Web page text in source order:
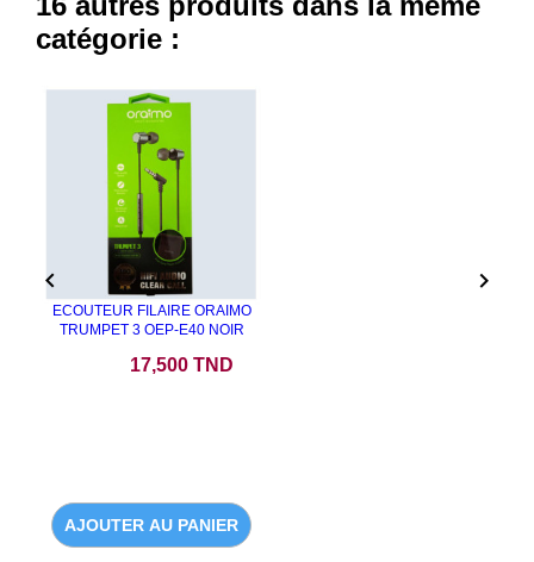
catégorie :
ECOUTEUR FILAIRE ORAIMO
TRUMPET 3 OEP-E40 NOIR
17,500 TND
AJOUTER AU PANIER
 